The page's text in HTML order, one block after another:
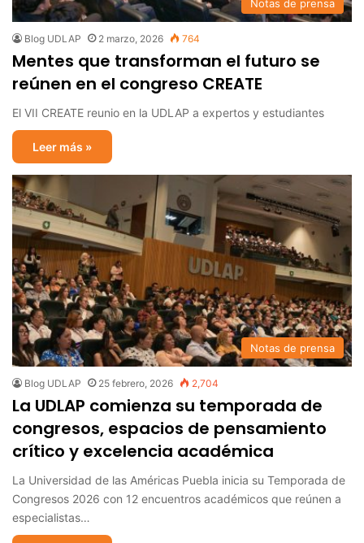
Notas de prensa
Blog UDLAP 2 marzo, 2026 764
Mentes que transforman el futuro se
reúnen en el congreso CREATE
El VII CREATE reunio en la UDLAP a expertos y estudiantes
Leer más »
Notas de prensa
Blog UDLAP 25 febrero, 2026 2,704
La UDLAP comienza su temporada de
congresos, espacios de pensamiento
crítico y excelencia académica
La Universidad de las Américas Puebla inicia su Temporada de
Congresos 2026 con 12 encuentros académicos que reúnen a
especialistas…